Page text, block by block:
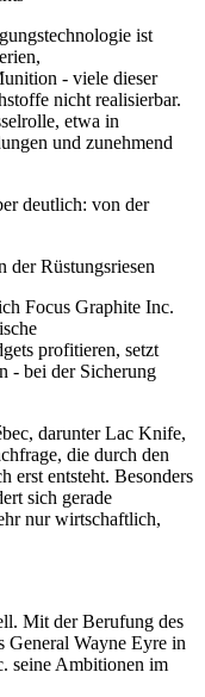
ist
- viele dieser
nicht realisierbar.
etwa in
und zunehmend
deutlich: von der
der Rüstungsriesen
Focus Graphite Inc.
profitieren, setzt
- bei der Sicherung
darunter Lac Knife,
die durch den
erst entsteht. Besonders
sich gerade
nur wirtschaftlich,
Mit der Berufung des
General Wayne Eyre in
seine Ambitionen im